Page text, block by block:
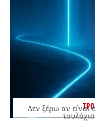
Δεν ξέρω αν είναι